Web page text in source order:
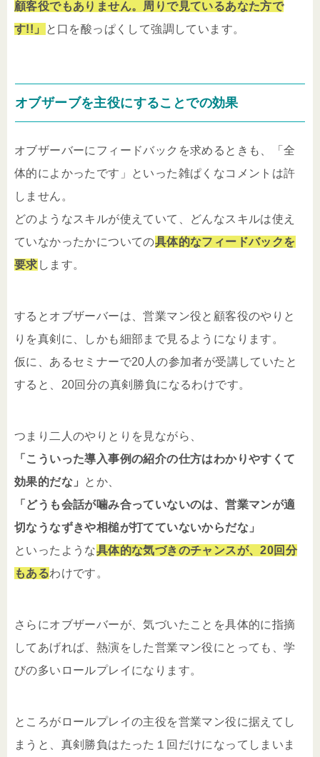
顧客役でもありません。周りで見ているあなた方で
す!!」
と口を酸っぱくして強調しています。
オブザーブを主役にすることでの効果
オブザーバーにフィードバックを求めるときも、「全
体的によかったです」といった雑ぱくなコメントは許
しません。
どのようなスキルが使えていて、どんなスキルは使え
ていなかったかについての具体的なフィードバックを
要求 します。
するとオブザーバーは、営業マン役と顧客役のやりと
りを真剣に、しかも細部まで見るようになります。
仮に、あるセミナーで20人の参加者が受講していたと
すると、20回分の真剣勝負になるわけです。
つまり二人のやりとりを見ながら、
「こういった導入事例の紹介の仕方はわかりやすくて
効果的だな」 とか、
「どうも会話が噛み合っていないのは、営業マンが適
切なうなずきや相槌が打てていないからだな」
といったような具体的な気づきのチャンスが、20回分
もあるわけです。
さらにオブザーバーが、気づいたことを具体的に指摘
してあげれば、熱演をした営業マン役にとっても、学
びの多いロールプレイになります。
ところがロールプレイの主役を営業マン役に据えてし
まうと、真剣勝負はたった１回だけになってしまいま